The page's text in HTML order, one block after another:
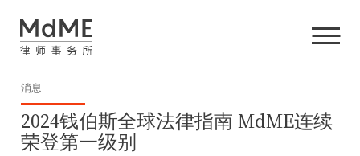
消息
2024钱伯斯全球法律指南 MdME连续
荣登第一级别